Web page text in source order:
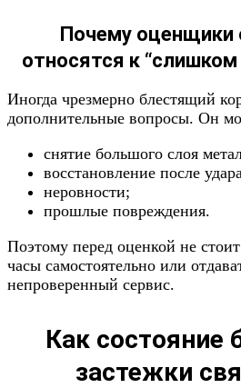
Почему оценщики
относятся к
Иногда чрезмерно блестящий
дополнительные вопросы. Он
снятие большого слоя
восстановление после
неровности;
прошлые повреждения.
Поэтому перед оценкой не
часы самостоятельно или
непроверенный сервис.
Как состояние
застежки